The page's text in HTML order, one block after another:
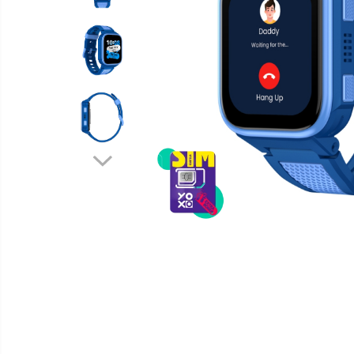
Telefoane mobile Oukitel
Telefoane mobile Ulefone
Telefoane mobile Unihertz
Telefoane mobile Cubot
Telefoane mobile Blackview
Telefoane mobile OSCAL
Telefoane mobile Fossibot
Telefoane mobile Lagenio